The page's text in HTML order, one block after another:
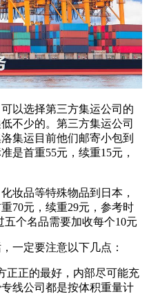
选择第三方集运公司的
不少的。第三方集运公司
集运目前他们邮寄小包到
是首重55元，续重15元，
品等特殊物品到日本，
70元，续重29元，参考时
个名品需要加收每个10元
定要注意以下几点：
正的最好，内部尽可能充
线公司都是按体积重量计